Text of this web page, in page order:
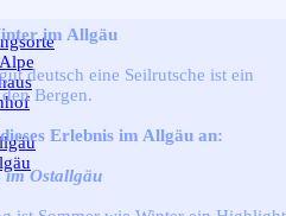
im Allgäu
deutsch eine Seilrutsche ist ein
Bergen.
Erlebnis im Allgäu an:
im Ostallgäu